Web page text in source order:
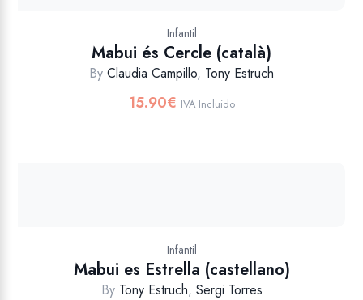
Infantil
Mabui és Cercle (català)
By Claudia Campillo, Tony Estruch
15.90€ IVA Incluido
Infantil
Mabui es Estrella (castellano)
By Tony Estruch, Sergi Torres